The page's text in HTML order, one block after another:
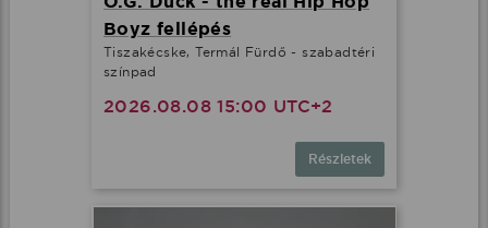
Boyz fellépés
Tiszakécske, Termál Fürdő - szabadtéri
színpad
2026.08.08 15:00 UTC+2
Részletek